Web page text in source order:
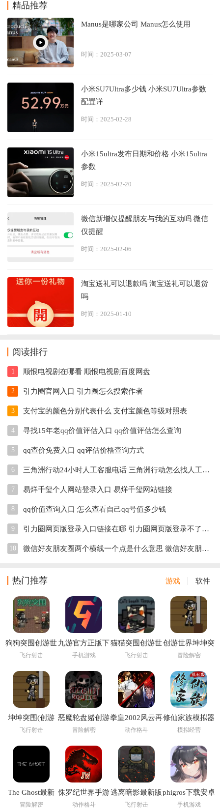
精品推荐
Manus是哪家公司 Manus怎么使用
时间：2025-03-07
小米SU7Ultra多少钱 小米SU7Ultra参数
配置详
时间：2025-02-28
小米15ultra发布日期和价格 小米15ultra
参数
时间：2025-02-20
微信新增仅提醒朋友与我的互动吗 微信
仅提醒
时间：2025-02-06
淘宝送礼可以退款吗 淘宝送礼可以退货
吗
时间：2025-01-10
阅读排行
1 顺恨电视剧在哪看 顺恨电视剧百度网盘
2 引力圈官网入口 引力圈怎么搜索作者
3 支付宝的颜色分别代表什么 支付宝颜色等级对照表
4 寻找15年老qq价值评估入口 qq价值评估怎么查询
5 qq查价免费入口 qq评估价格查询方式
6 三角洲行动24小时人工客服电话 三角洲行动怎么找人工客服
7 易烊千玺个人网站登录入口 易烊千玺网站链接
8 qq价值查询入口 怎么查看自己qq号值多少钱
9 引力圈网页版登录入口链接在哪 引力圈网页版登录不了怎么办
10 微信好友朋友圈两个横线一个点是什么意思 微信好友朋友圈一条线中间一个点是删除了吗
热门推荐 游戏 软件
狗狗突围创游世
界
飞行射击
九游官方正版下
载
手机游戏
猫猫突围创游世
界
飞行射击
创游世界坤坤突
围小游戏
冒险解密
坤坤突围(创游
世界)
飞行射击
恶魔轮盘赌创游
版(创游世界)
冒险解密
拳皇2002风云再
起
动作格斗
修仙家族模拟器
6.2
模拟经营
The Ghost最新
版下载2026
冒险解密
侏罗纪世界手游
(Jurassic World
动作格斗
逃离暗影最新版
1.307 版本
飞行射击
phigros下载安卓
最新版2026
手机游戏